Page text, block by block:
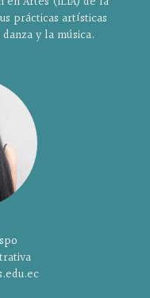
prácticas artísticas
y la música.